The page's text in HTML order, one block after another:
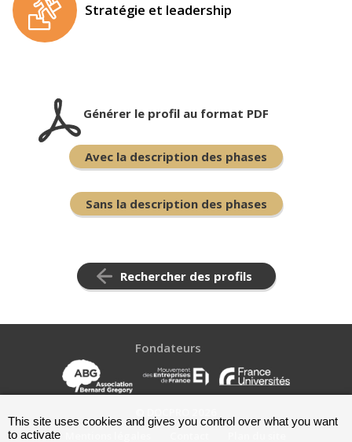
Stratégie et leadership
Générer le profil au format PDF
Avec la description des phases
Sans la description des phases
Rechercher des profils
Fondateurs
This site uses cookies and gives you control over what you want
to activate